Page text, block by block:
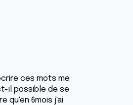
ces mots me
il possible de se
qu'en 6mois j'ai